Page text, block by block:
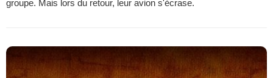
groupe. Mais lors du retour, leur avion s'écrase.